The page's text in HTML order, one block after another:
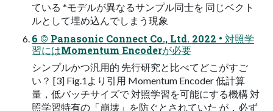
ている *モデルが異なるサンプル同士を 同じベクト
ルとして埋め込んでしまう現象
6 ©️ Panasonic Connect Co., Ltd. 2022 • 対照学
習にはMomentum Encoderが必要
シンプルかつ汎用的 先行研究と比べてどこがすご
い？ [3] Fig.1より引用 Momentum Encoder 低計算
量，低バッチサイズで 対照学習を可能にする機構 対
照学習特有の「崩壊」を防ぐとされていた が，必ず